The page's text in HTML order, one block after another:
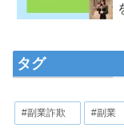
タグ
#副業詐欺 #副業